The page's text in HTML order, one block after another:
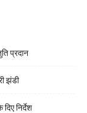
प्रदान
झंडी
निर्देश